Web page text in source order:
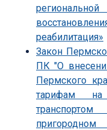
реабилитация»
Закон
ПК "О
Пермского
тарифам на